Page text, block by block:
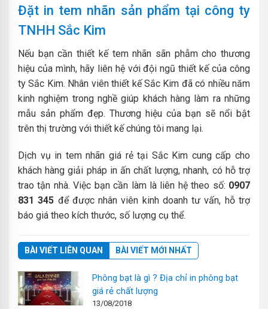
Đặt in tem nhãn sản phẩm tại công ty
TNHH Sắc Kim
Nếu bạn cần thiết kế tem nhãn sãn phẫm cho thương
hiệu của mình, hãy liên hệ với đội ngũ thiết kế của công
ty Sắc Kim. Nhân viên thiết kế Sắc Kim đã có nhiều năm
kinh nghiệm trong nghề giúp khách hàng làm ra những
mẫu sản phẩm đẹp. Thương hiệu của bạn sẽ nổi bật
trên thị trường với thiết kế chúng tôi mang lại.
Dịch vụ in tem nhãn giá rẻ tại Sắc Kim cung cấp cho
khách hàng giải pháp in ấn chất lượng, nhanh, có hỗ trợ
trao tận nhà. Việc bạn cần làm là liên hệ theo số: 0907
831 345 để được nhân viên kinh doanh tư vấn, hỗ trợ
báo giá theo kích thước, số lượng cụ thể.
BÀI VIẾT LIÊN QUAN BÀI VIẾT MỚI NHẤT
Phông bạt là gì ? Địa chỉ in phông bạt
giá rẻ chất lượng
13/08/2018